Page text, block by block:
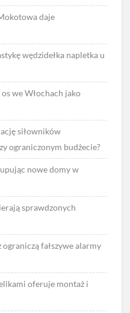
daje
wędzidełka napletka u
we Włochach jako
siłowników
ograniczonym budżecie?
nowe domy w
sprawdzonych
fałszywe alarmy
oferuje montaż i